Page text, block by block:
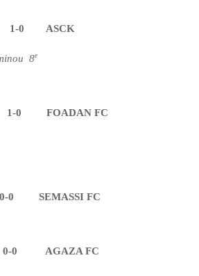
0 ASCK
8e
FOADAN FC
0 SEMASSI FC
0 AGAZA FC